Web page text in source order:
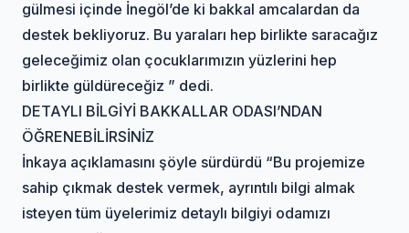
gülmesi içinde İnegöl’de ki bakkal amcalardan da
destek bekliyoruz. Bu yaraları hep birlikte saracağız
geleceğimiz olan çocuklarımızın yüzlerini hep
birlikte güldüreceğiz ” dedi.
DETAYLI BİLGİYİ BAKKALLAR ODASI’NDAN
ÖĞRENEBİLİRSİNİZ
İnkaya açıklamasını şöyle sürdürdü “Bu projemize
sahip çıkmak destek vermek, ayrıntılı bilgi almak
isteyen tüm üyelerimiz detaylı bilgiyi odamızı